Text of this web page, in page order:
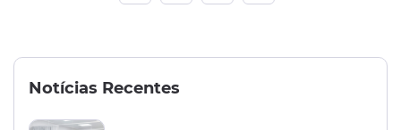
Notícias Recentes